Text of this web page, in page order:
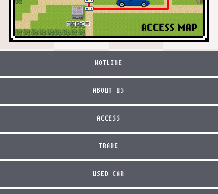
HOTLINE
ABOUT US
ACCESS
TRADE
USED CAR